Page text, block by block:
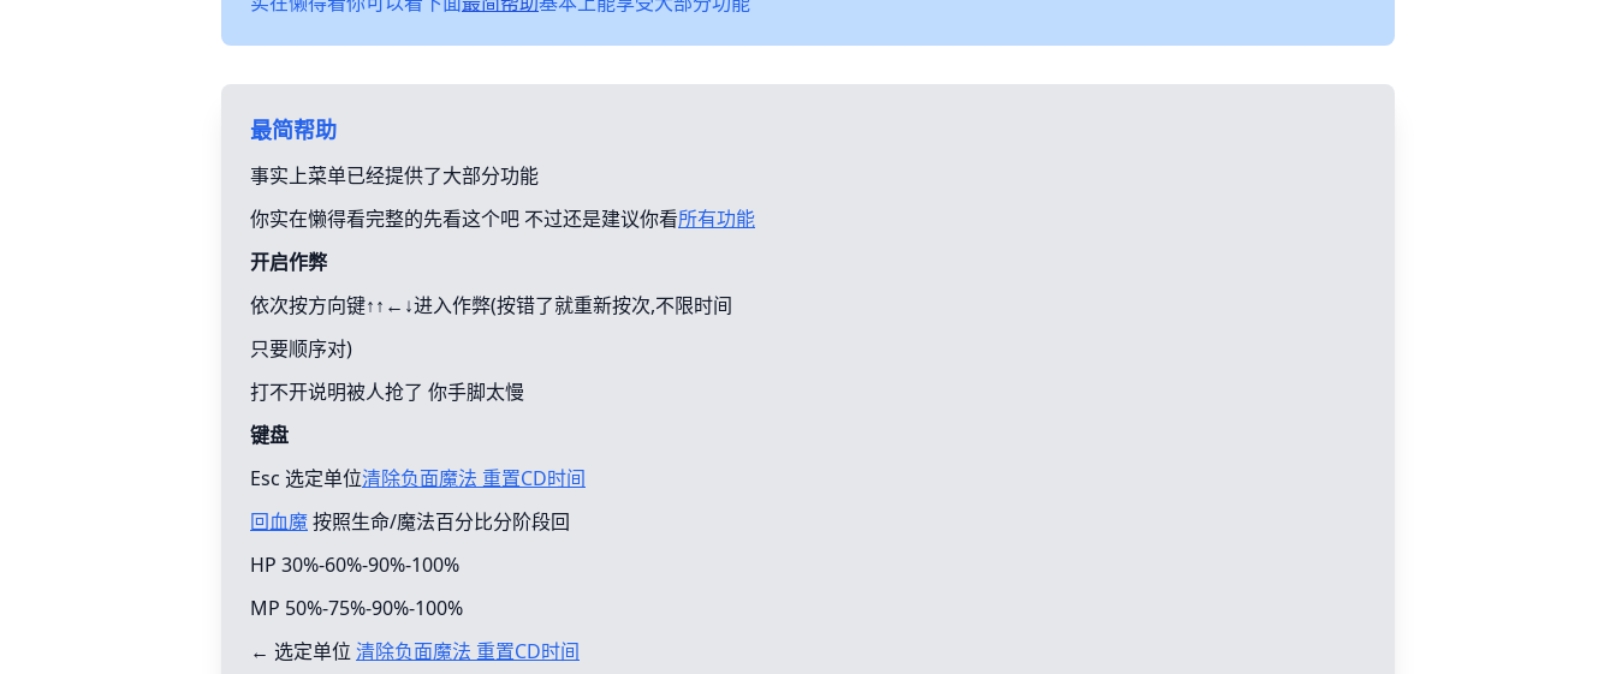
最简帮助
事实上菜单已经提供了大部分功能
你实在懒得看完整的先看这个吧 不过还是建议你看所有功能
开启作弊
依次按方向键↑↑←↓进入作弊(按错了就重新按次,不限时间
只要顺序对)
打不开说明被人抢了 你手脚太慢
键盘
Esc 选定单位清除负面魔法 重置CD时间
回血魔按照生命/魔法百分比分阶段回
HP 30%-60%-90%-100%
MP 50%-75%-90%-100%
← 选定单位 清除负面魔法 重置CD时间